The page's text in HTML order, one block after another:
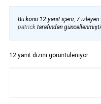
Bu konu 12 yanıt içerir, 7 izleyen
patricktarafından
12 yanıt dizini görüntüleniyor